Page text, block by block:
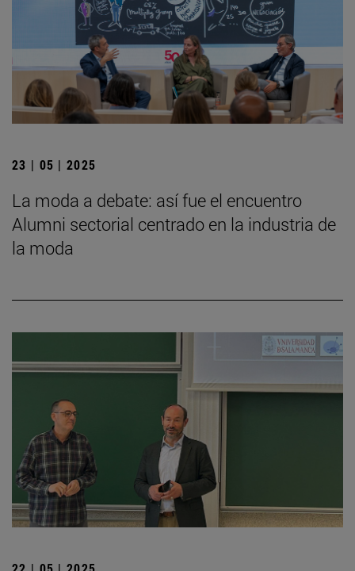
23 | 05 | 2025
La moda a debate: así fue el encuentro
Alumni sectorial centrado en la industria de
la moda